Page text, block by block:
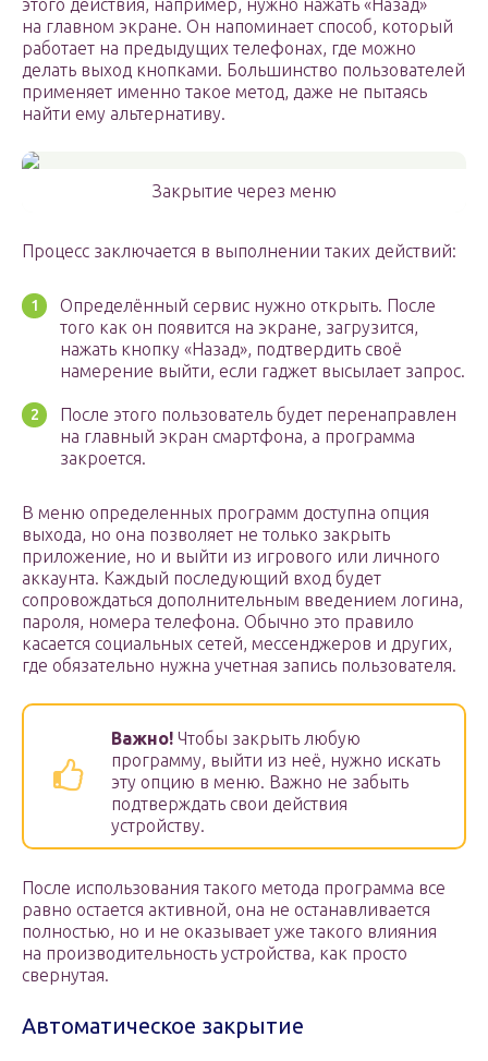
этого действия, например, нужно нажать «Назад»
на главном экране. Он напоминает способ, который
работает на предыдущих телефонах, где можно
делать выход кнопками. Большинство пользователей
применяет именно такое метод, даже не пытаясь
найти ему альтернативу.
Закрытие через меню
Процесс заключается в выполнении таких действий:
Определённый сервис нужно открыть. После
того как он появится на экране, загрузится,
нажать кнопку «Назад», подтвердить своё
намерение выйти, если гаджет высылает запрос.
После этого пользователь будет перенаправлен
на главный экран смартфона, а программа
закроется.
В меню определенных программ доступна опция
выхода, но она позволяет не только закрыть
приложение, но и выйти из игрового или личного
аккаунта. Каждый последующий вход будет
сопровождаться дополнительным введением логина,
пароля, номера телефона. Обычно это правило
касается социальных сетей, мессенджеров и других,
где обязательно нужна учетная запись пользователя.
Важно! Чтобы закрыть любую
программу, выйти из неё, нужно искать
эту опцию в меню. Важно не забыть
подтверждать свои действия
устройству.
После использования такого метода программа все
равно остается активной, она не останавливается
полностью, но и не оказывает уже такого влияния
на производительность устройства, как просто
свернутая.
Автоматическое закрытие